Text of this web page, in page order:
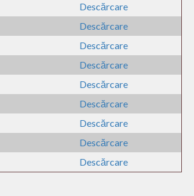
Descărcare
Descărcare
Descărcare
Descărcare
Descărcare
Descărcare
Descărcare
Descărcare
Descărcare